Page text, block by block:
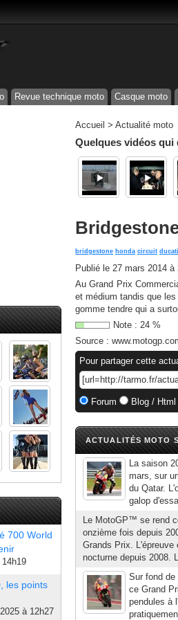
Revue technique moto Casque moto
700 World
les points
à 12h27
Accueil > Actualité moto
Quelques vidéos qui
bridgestone honda circuit ducati
Publié le 27 mars 2014 à
Au Grand Prix
et médium tandis que
gomme tendre qui a
Note : 24 %
Source :
Pour partager cette
Forum Blog / Html
ACTUALITÉS MOTO
La saison
mars, sur
du Qatar.
galop
Le MotoGP™ se rend
onzième fois depuis
Grands Prix. L'épreuve
nocturne depuis 2008.
Sur fond de
ce Grand
pendules à